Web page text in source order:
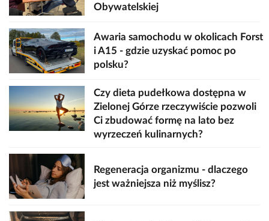
Obywatelskiej
Awaria samochodu w okolicach Forst
i A15 - gdzie uzyskać pomoc po
polsku?
Czy dieta pudełkowa dostępna w
Zielonej Górze rzeczywiście pozwoli
Ci zbudować formę na lato bez
wyrzeczeń kulinarnych?
Regeneracja organizmu - dlaczego
jest ważniejsza niż myślisz?